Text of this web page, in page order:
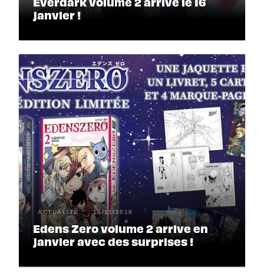
janvier !
ACTUALITÉ 16/11/2018
Edens Zero volume 2 arrive en
janvier avec des surprises !